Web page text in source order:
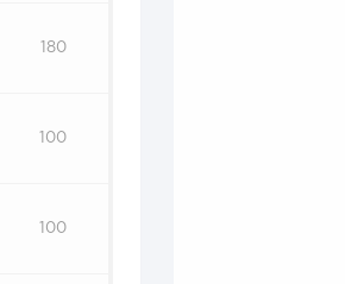
180
100
100